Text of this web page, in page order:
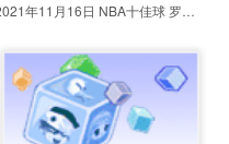
2021年11月16日 NBA十佳球 罗斯送